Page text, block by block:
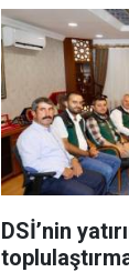
DSİ’nin